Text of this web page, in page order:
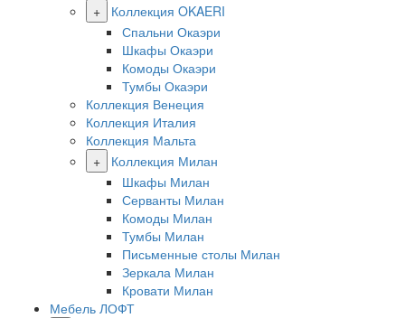
+
Коллекция OKAERI
Спальни Окаэри
Шкафы Окаэри
Комоды Окаэри
Тумбы Окаэри
Коллекция Венеция
Коллекция Италия
Коллекция Мальта
+
Коллекция Милан
Шкафы Милан
Серванты Милан
Комоды Милан
Тумбы Милан
Письменные столы Милан
Зеркала Милан
Кровати Милан
Мебель ЛОФТ